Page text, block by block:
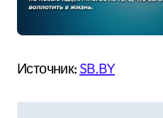
Источник:SB.BY